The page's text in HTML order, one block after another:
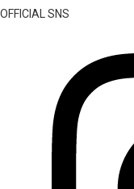
OFFICIAL SNS